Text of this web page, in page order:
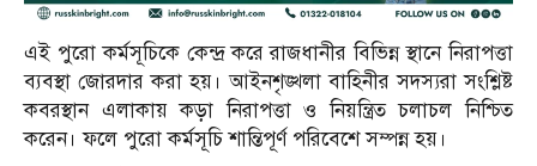
এই পুরো কর্মসূচিকে কেন্দ্র করে রাজধানীর বিভিন্ন স্থানে নিরাপত্তা
ব্যবস্থা জোরদার করা হয়। আইনশৃঙ্খলা বাহিনীর সদস্যরা সংশ্লিষ্ট
কবরস্থান এলাকায় কড়া নিরাপত্তা ও নিয়ন্ত্রিত চলাচল নিশ্চিত
করেন। ফলে পুরো কর্মসূচি শান্তিপূর্ণ পরিবেশে সম্পন্ন হয়।